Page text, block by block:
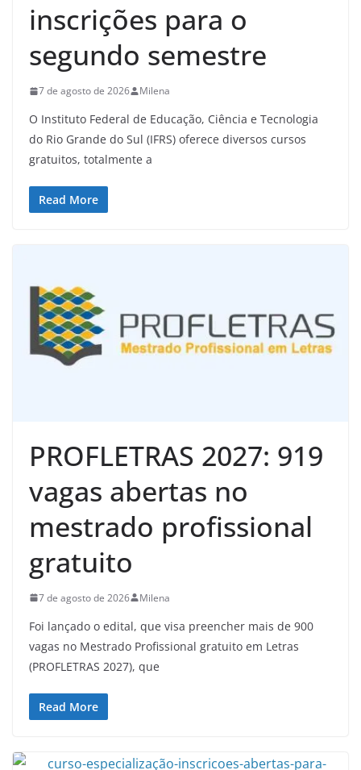
inscrições para o
segundo semestre
7 de agosto de 2026 Milena
O Instituto Federal de Educação, Ciência e Tecnologia
do Rio Grande do Sul (IFRS) oferece diversos cursos
gratuitos, totalmente a
Read More
PROFLETRAS 2027: 919
vagas abertas no
mestrado profissional
gratuito
7 de agosto de 2026 Milena
Foi lançado o edital, que visa preencher mais de 900
vagas no Mestrado Profissional gratuito em Letras
(PROFLETRAS 2027), que
Read More